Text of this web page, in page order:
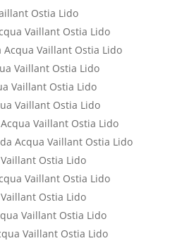
Ostia Lido
Vaillant Ostia Lido
Acqua Vaillant Ostia Lido
Vaillant Ostia Lido
Vaillant Ostia Lido
Vaillant Ostia Lido
Vaillant Ostia Lido
Acqua Vaillant Ostia Lido
Ostia Lido
Vaillant Ostia Lido
Ostia Lido
Vaillant Ostia Lido
Vaillant Ostia Lido